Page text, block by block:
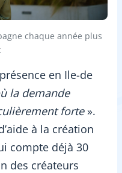
chaque année plus
en Ile-de
la demande
forte ».
à la création
compte déjà 30
des créateurs